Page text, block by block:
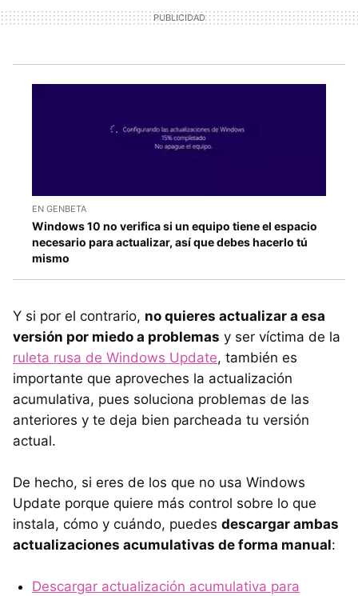
EN GENBETA
Windows 10 no verifica si un equipo tiene el espacio
necesario para actualizar, así que debes hacerlo tú
mismo
Y si por el contrario, no quieres actualizar a esa
versión por miedo a problemas y ser víctima de la
ruleta rusa de Windows Update, también es
importante que aproveches la actualización
acumulativa, pues soluciona problemas de las
anteriores y te deja bien parcheada tu versión
actual.
De hecho, si eres de los que no usa Windows
Update porque quiere más control sobre lo que
instala, cómo y cuándo, puedes descargar ambas
actualizaciones acumulativas de forma manual:
Descargar actualización acumulativa para